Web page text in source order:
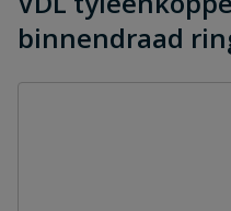
binnendraad